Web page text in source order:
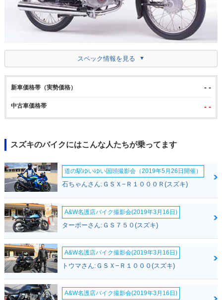
スペック情報を見る
新車価格帯（実勢価格） - -
中古車価格帯 - -
スズキのバイクにはこんな人たちが乗ってます
道の駅ゆいゆい国頭撮影会（2019年5月26日開催）
石ちゃんさん:ＧＳＸ−Ｒ１０００Ｒ(スズキ)
A&W名護店バイク撮影会(2019年3月16日)
ターボーさん:ＧＳ７５０(スズキ)
A&W名護店バイク撮影会(2019年3月16日)
トウマさん:ＧＳＸ−Ｒ１０００(スズキ)
A&W名護店バイク撮影会(2019年3月16日)